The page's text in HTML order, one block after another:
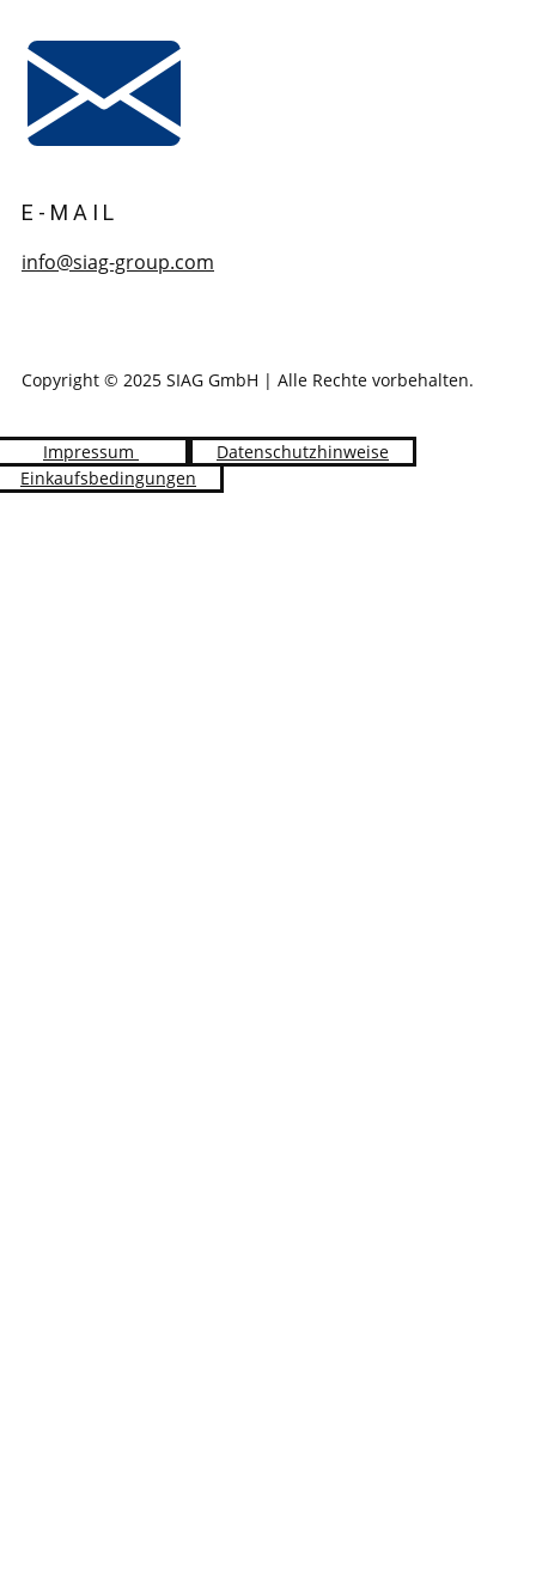
E-MAIL
info@siag-group.com
Copyright © 2025 SIAG GmbH | Alle Rechte vorbehalten.
Impressum
Datenschutzhinweise
Einkaufsbedingungen